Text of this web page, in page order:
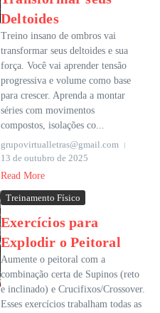
Deltoides
Treino insano de ombros vai
transformar seus deltoides e sua
força. Você vai aprender tensão
progressiva e volume como base
para crescer. Aprenda a montar
séries com movimentos
compostos, isolações co...
grupovirtualletras@gmail.com
13 de outubro de 2025
Read More
Treinamento Físico
Exercícios para
Explodir o Peitoral
Aumente o peitoral com a
combinação certa de Supinos (reto
e inclinado) e Crucifixos/Crossover.
Esses exercícios trabalham todas as